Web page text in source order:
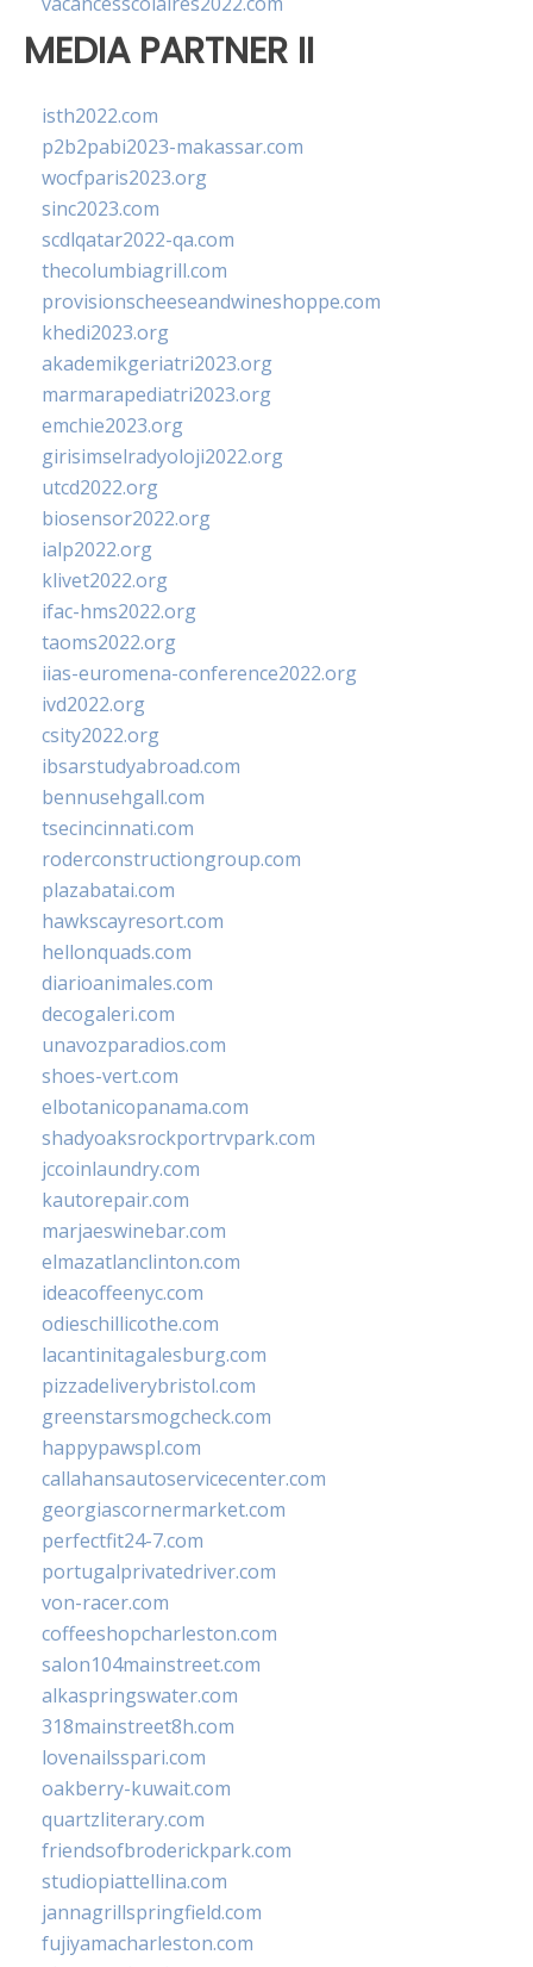
MEDIA PARTNER II
isth2022.com
p2b2pabi2023-makassar.com
wocfparis2023.org
sinc2023.com
scdlqatar2022-qa.com
thecolumbiagrill.com
provisionscheeseandwineshoppe.com
khedi2023.org
akademikgeriatri2023.org
marmarapediatri2023.org
emchie2023.org
girisimselradyoloji2022.org
utcd2022.org
biosensor2022.org
ialp2022.org
klivet2022.org
ifac-hms2022.org
taoms2022.org
iias-euromena-conference2022.org
ivd2022.org
csity2022.org
ibsarstudyabroad.com
bennusehgall.com
tsecincinnati.com
roderconstructiongroup.com
plazabatai.com
hawkscayresort.com
hellonquads.com
diarioanimales.com
decogaleri.com
unavozparadios.com
shoes-vert.com
elbotanicopanama.com
shadyoaksrockportrvpark.com
jccoinlaundry.com
kautorepair.com
marjaeswinebar.com
elmazatlanclinton.com
ideacoffeenyc.com
odieschillicothe.com
lacantinitagalesburg.com
pizzadeliverybristol.com
greenstarsmogcheck.com
happypawspl.com
callahansautoservicecenter.com
georgiascornermarket.com
perfectfit24-7.com
portugalprivatedriver.com
von-racer.com
coffeeshopcharleston.com
salon104mainstreet.com
alkaspringswater.com
318mainstreet8h.com
lovenailsspari.com
oakberry-kuwait.com
quartzliterary.com
friendsofbroderickpark.com
studiopiattellina.com
jannagrillspringfield.com
fujiyamacharleston.com